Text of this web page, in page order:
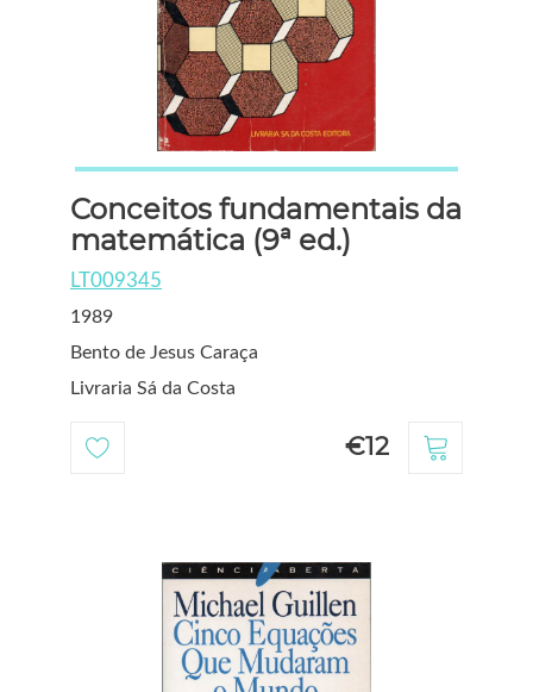
Conceitos fundamentais da
matemática (9ª ed.)
LT009345
1989
Bento de Jesus Caraça
Livraria Sá da Costa
€12